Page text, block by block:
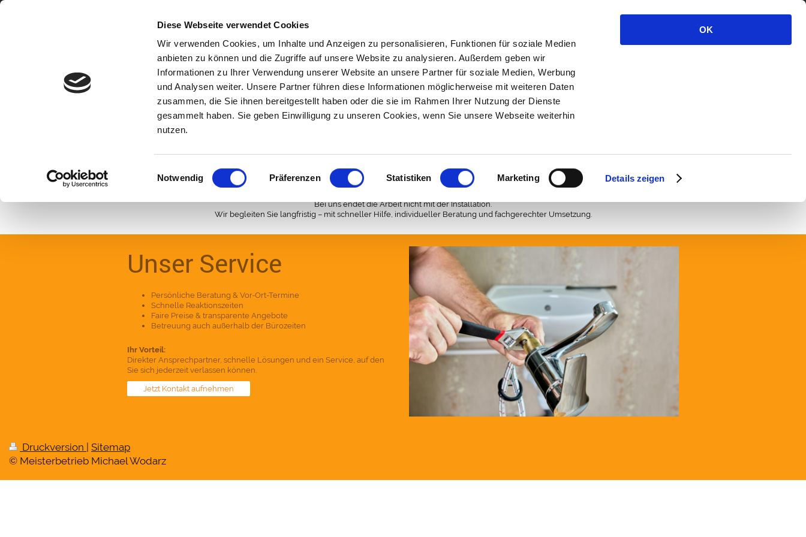
Diese Webseite verwendet Cookies
Wir verwenden Cookies, um Inhalte und Anzeigen zu personalisieren, Funktionen für soziale Medien
anbieten zu können und die Zugriffe auf unsere Website zu analysieren. Außerdem geben wir
Informationen zu Ihrer Verwendung unserer Website an unsere Partner für soziale Medien, Werbung
und Analysen weiter. Unsere Partner führen diese Informationen möglicherweise mit weiteren Daten
zusammen, die Sie ihnen bereitgestellt haben oder die sie im Rahmen Ihrer Nutzung der Dienste
gesammelt haben. Sie geben Einwilligung zu unseren Cookies, wenn Sie unsere Webseite weiterhin
nutzen.
Einwilligungsauswahl
Notwendig Präferenzen Statistiken Marketing Details zeigen
OK
Über uns Leistungen Kontakt Stellenangebote Unsere Partnerbetriebe
Heizung Sanitär Solar & Energie Lüftung & Klima Service Wartung
Service
persönlich & zuverlässig
Bei uns endet die Arbeit nicht mit der Installation.
Wir begleiten Sie langfristig – mit schneller Hilfe, individueller Beratung und fachgerechter Umsetzung.
Unser Service
Persönliche Beratung & Vor-Ort-Termine
Schnelle Reaktionszeiten
Faire Preise & transparente Angebote
Betreuung auch außerhalb der Bürozeiten
Ihr Vorteil:
Direkter Ansprechpartner, schnelle Lösungen und ein Service, auf den
Sie sich jederzeit verlassen können.
Jetzt Kontakt aufnehmen
Druckversion
Sitemap
© Meisterbetrieb Michael Wodarz